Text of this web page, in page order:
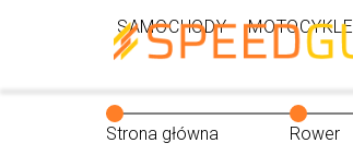
SAMOCHODY MOTOCYKLE
Strona główna Rower